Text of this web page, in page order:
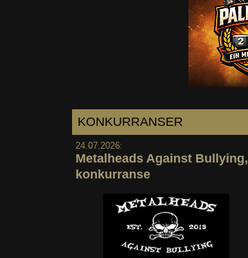
KONKURRANSER
24.07.2026:
Metalheads Against Bullying,
konkurranse